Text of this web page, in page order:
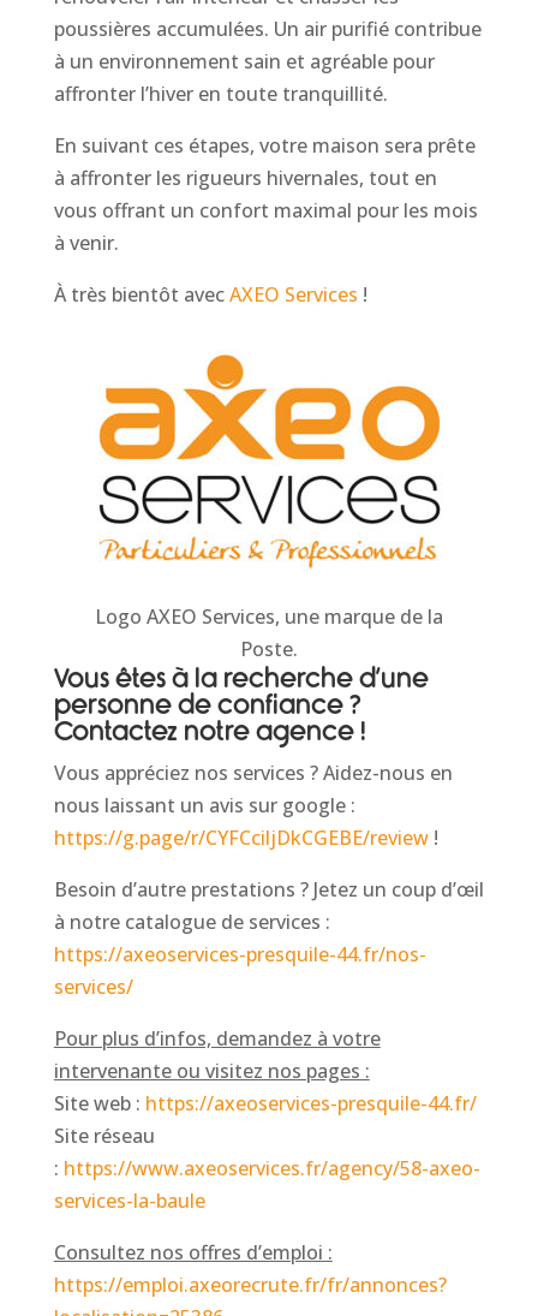
poussières accumulées. Un air purifié contribue
à un environnement sain et agréable pour
affronter l’hiver en toute tranquillité.
En suivant ces étapes, votre maison sera prête
à affronter les rigueurs hivernales, tout en
vous offrant un confort maximal pour les mois
à venir.
À très bientôt avecAXEO Services !
Logo AXEO Services, une marque de la
Poste.
Vous êtes à la recherche d’une
personne de confiance ?
Contactez notre agence !
Vous appréciez nos services ? Aidez-nous en
nous laissant un avis sur google :
https://g.page/r/CYFCciljDkCGEBE/review!
Besoin d’autre prestations ? Jetez un coup d’œil
à notre catalogue de services :
https://axeoservices-presquile-44.fr/nos-
services/
Pour plus d’infos, demandez à votre
intervenante ou visitez nos pages :
Site web : https://axeoservices-presquile-44.fr/
Site réseau
: https://www.axeoservices.fr/agency/58-axeo-
services-la-baule
Consultez nos offres d’emploi :
https://emploi.axeorecrute.fr/fr/annonces?